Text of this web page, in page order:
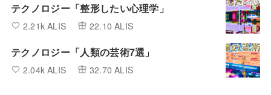
テクノロジー「整形したい心理学」
2.21k ALIS 22.10 ALIS
テクノロジー「人類の芸術7選」
2.04k ALIS 32.70 ALIS